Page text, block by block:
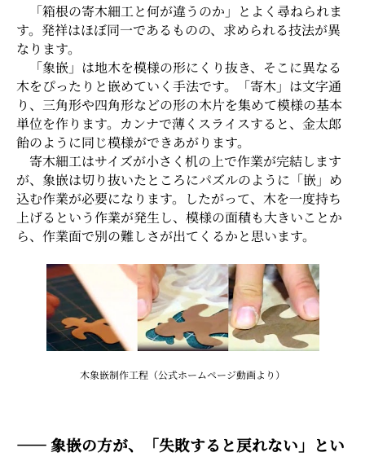
「箱根の寄木細工と何が違うのか」とよく尋ねられま
す。発祥はほぼ同一であるものの、求められる技法が異
なります。
「象嵌」は地木を模様の形にくり抜き、そこに異なる
木をぴったりと嵌めていく手法です。「寄木」は文字通
り、三角形や四角形などの形の木片を集めて模様の基本
単位を作ります。カンナで薄くスライスすると、金太郎
飴のように同じ模様ができあがります。
寄木細工はサイズが小さく机の上で作業が完結します
が、象嵌は切り抜いたところにパズルのように「嵌」め
込む作業が必要になります。したがって、木を一度持ち
上げるという作業が発生し、模様の面積も大きいことか
ら、作業面で別の難しさが出てくるかと思います。
木象嵌制作工程（公式ホームページ動画より）
―― 象嵌の方が、「失敗すると戻れない」とい